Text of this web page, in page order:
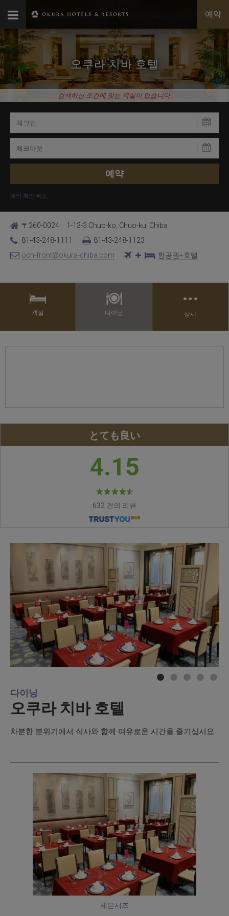
예약
오쿠라 치바 호텔
검색하신 조건에 맞는 객실이 없습니다.
예약 확인·취소
〒260-0024 1-13-3 Chuo-ko, Chuo-ku, Chiba
81-43-248-1111
81-43-248-1123
och-front@okura-chiba.com
항공권+호텔
객실 다이닝
…
상세
とても良い
4.15
632 건의 리뷰
다이닝
오쿠라 치바 호텔
차분한 분위기에서 식사와 함께 여유로운 시간을 즐기십시요.
세븐시즈